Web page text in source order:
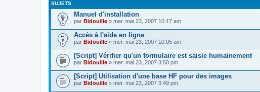
SUJETS
Manuel d'installation
par Bidouille » mer. mai 23, 2007 10:17 am
Accès à l'aide en ligne
par Bidouille » mer. mai 23, 2007 10:05 am
[Script] Vérifier qu'un formulaire est saisie humainement
par Bidouille » mer. mai 23, 2007 3:50 pm
[Script] Utilisation d'une base HF pour des images
par Bidouille » mer. mai 23, 2007 3:49 pm